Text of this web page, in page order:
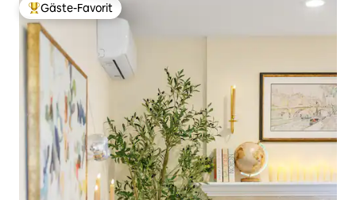
Beliebter Gäste-Favorit.
Gäste-Favorit